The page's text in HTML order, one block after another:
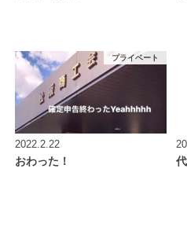
プライベート
2022.2.22
おわった！